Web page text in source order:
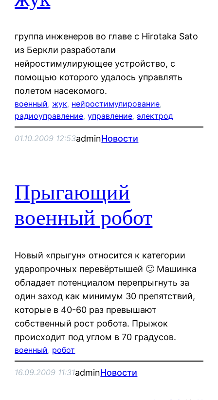
группа инженеров во главе с Hirotaka Sato
из Беркли разработали
нейростимулирующее устройство, с
помощью которого удалось управлять
полетом насекомого.
военный, жук, нейростимулирование
радиоуправление, управление, электрод
01.10.2009 12:53adminНовости
Прыгающий
военный робот
Новый «прыгун» относится к категории
ударопрочных перевёртышей 🙂 Машинка
обладает потенциалом перепрыгнуть за
один заход как минимум 30 препятствий,
которые в 40-60 раз превышают
собственный рост робота. Прыжок
происходит под углом в 70 градусов.
военный, робот
16.09.2009 11:31adminНовости